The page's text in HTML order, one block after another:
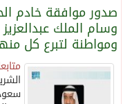
صدور موافقة خادم
ومواطنة لتبرع كل